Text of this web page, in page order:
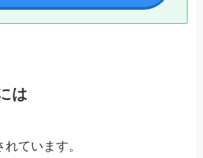
は
ています。